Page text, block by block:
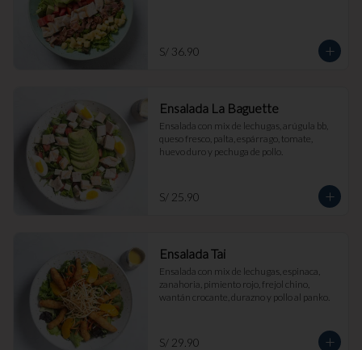
S/ 36.90
Ensalada La Baguette
Ensalada con mix de lechugas, arúgula bb,
queso fresco, palta, espárrago, tomate,
huevo duro y pechuga de pollo.
S/ 25.90
Ensalada Tai
Ensalada con mix de lechugas, espinaca,
zanahoria, pimiento rojo, frejol chino,
wantán crocante, durazno y pollo al panko.
S/ 29.90